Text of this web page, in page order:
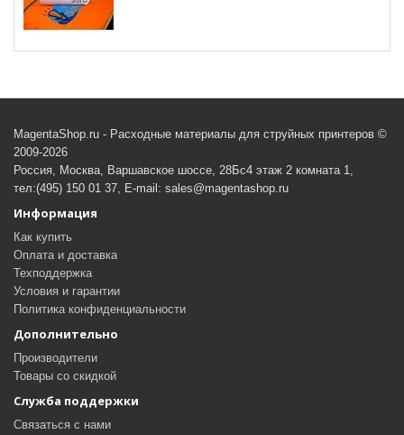
MagentaShop.ru - Расходные материалы для струйных принтеров ©
2009-2026
Россия, Москва, Варшавское шоссе, 28Бс4 этаж 2 комната 1,
тел:(495) 150 01 37, E-mail: sales@magentashop.ru
Информация
Как купить
Оплата и доставка
Техподдержка
Условия и гарантии
Политика конфиденциальности
Дополнительно
Производители
Товары со скидкой
Служба поддержки
Связаться с нами